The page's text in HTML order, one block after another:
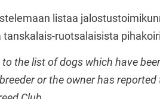
ry
listaa
ruotsalaisista
the list of dogs which have
or the owner has